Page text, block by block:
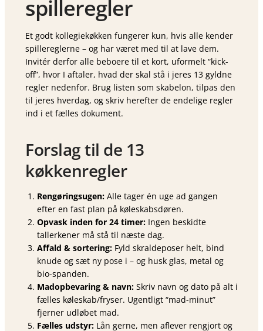
spilleregler
Et godt kollegiekøkken fungerer kun, hvis alle kender
spillereglerne – og har været med til at lave dem.
Invitér derfor alle beboere til et kort, uformelt “kick-
off”, hvor I aftaler, hvad der skal stå i jeres 13 gyldne
regler nedenfor. Brug listen som skabelon, tilpas den
til jeres hverdag, og skriv herefter de endelige regler
ind i et fælles dokument.
Forslag til de 13
køkkenregler
Rengøringsugen: Alle tager én uge ad gangen
efter en fast plan på køleskabsdøren.
Opvask inden for 24 timer: Ingen beskidte
tallerkener må stå til næste dag.
Affald & sortering: Fyld skraldeposer helt, bind
knude og sæt ny pose i – og husk glas, metal og
bio-spanden.
Madopbevaring & navn: Skriv navn og dato på alt i
fælles køleskab/fryser. Ugentligt “mad-minut”
fjerner udløbet mad.
Fælles udstyr: Lån gerne, men aflever rengjort og